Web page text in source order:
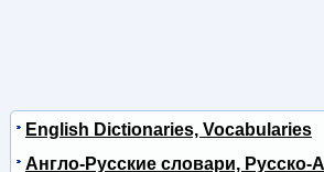
English Dictionaries, Vocabularies
Англо-Русские словари, Русско-